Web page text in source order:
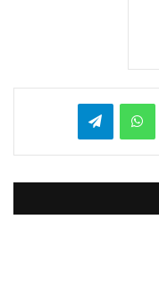
واتساب